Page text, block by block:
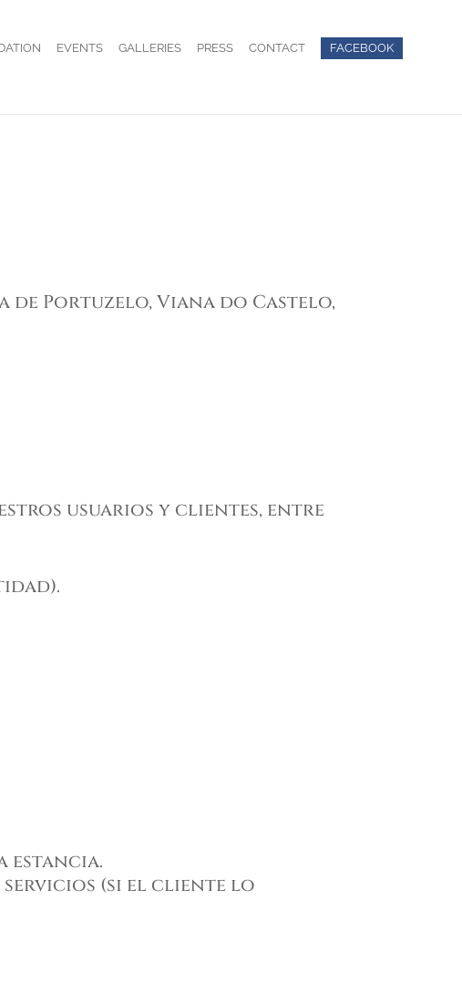
EVENTS GALLERIES PRESS CONTACT FACEBOOK
de Portuzelo, Viana do Castelo,
usuarios y clientes, entre
estancia.
(si el cliente lo